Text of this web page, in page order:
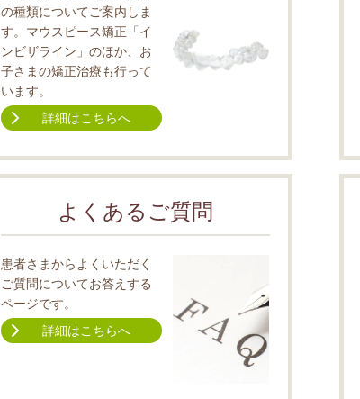
の種類についてご案内しま
す。マウスピース矯正「イ
ンビザライン」のほか、お
子さまの矯正治療も行って
います。
詳細はこちらへ
よくあるご質問
患者さまからよくいただく
ご質問についてお答えする
ページです。
詳細はこちらへ